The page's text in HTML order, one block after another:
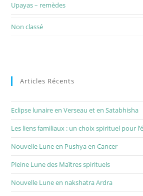
Upayas – remèdes
Non classé
Articles Récents
Eclipse lunaire en Verseau et en Satabhisha
Les liens familiaux : un choix spirituel pour
Nouvelle Lune en Pushya en Cancer
Pleine Lune des Maîtres spirituels
Nouvelle Lune en nakshatra Ardra